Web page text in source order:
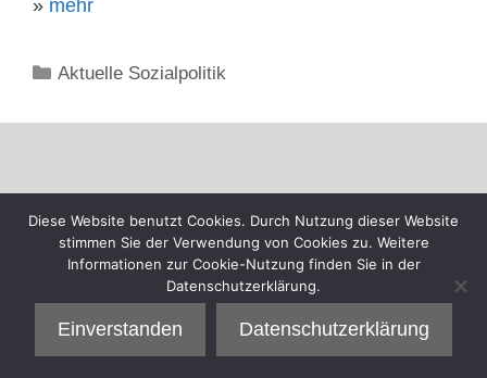
» mehr
Kategorien
Aktuelle Sozialpolitik
Diese Website benutzt Cookies. Durch Nutzung dieser Website
stimmen Sie der Verwendung von Cookies zu. Weitere
Informationen zur Cookie-Nutzung finden Sie in der
Datenschutzerklärung.
Einverstanden Datenschutzerklärung